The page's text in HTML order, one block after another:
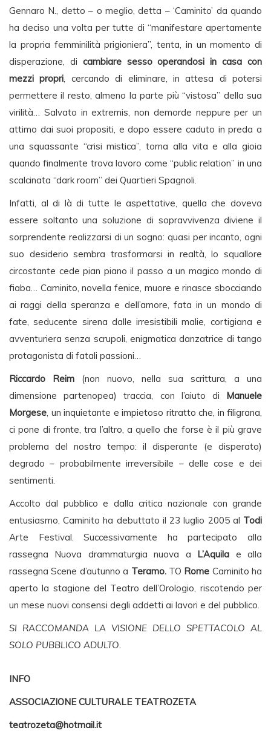
Gennaro N., detto – o meglio, detta – ‘Caminito’ da quando
ha deciso una volta per tutte di “manifestare apertamente
la propria femminilità prigioniera”, tenta, in un momento di
disperazione, di cambiare sesso operandosi in casa con
mezzi propri, cercando di eliminare, in attesa di potersi
permettere il resto, almeno la parte più “vistosa” della sua
virilità… Salvato in extremis, non demorde neppure per un
attimo dai suoi propositi, e dopo essere caduto in preda a
una squassante “crisi mistica”, torna alla vita e alla gioia
quando finalmente trova lavoro come “public relation” in una
scalcinata “dark room” dei Quartieri Spagnoli.
Infatti, al di là di tutte le aspettative, quella che doveva
essere soltanto una soluzione di sopravvivenza diviene il
sorprendente realizzarsi di un sogno: quasi per incanto, ogni
suo desiderio sembra trasformarsi in realtà, lo squallore
circostante cede pian piano il passo a un magico mondo di
fiaba… Caminito, novella fenice, muore e rinasce sbocciando
ai raggi della speranza e dell’amore, fata in un mondo di
fate, seducente sirena dalle irresistibili malie, cortigiana e
avventuriera senza scrupoli, enigmatica danzatrice di tango
protagonista di fatali passioni…
Riccardo Reim (non nuovo, nella sua scrittura, a una
dimensione partenopea) traccia, con l’aiuto di Manuele
Morgese, un inquietante e impietoso ritratto che, in filigrana,
ci pone di fronte, tra l’altro, a quello che forse è il più grave
problema del nostro tempo: il disperante (e disperato)
degrado – probabilmente irreversibile – delle cose e dei
sentimenti.
Accolto dal pubblico e dalla critica nazionale con grande
entusiasmo, Caminito ha debuttato il 23 luglio 2005 al Todi
Arte Festival. Successivamente ha partecipato alla
rassegna Nuova drammaturgia nuova a L’Aquila e alla
rassegna Scene d’autunno a Teramo.TO Rome Caminito ha
aperto la stagione del Teatro dell’Orologio, riscotendo per
un mese nuovi consensi degli addetti ai lavori e del pubblico.
SI RACCOMANDA LA VISIONE DELLO SPETTACOLO AL
SOLO PUBBLICO ADULTO.
INFO
ASSOCIAZIONE CULTURALE TEATROZETA
teatrozeta@hotmail.it